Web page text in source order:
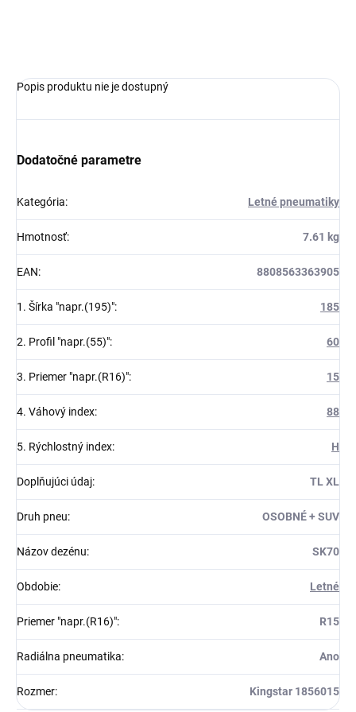
Popis produktu nie je dostupný
Dodatočné parametre
Kategória: Letné pneumatiky
Hmotnosť: 7.61 kg
EAN: 8808563363905
1. Šírka "napr.(195)": 185
2. Profil "napr.(55)": 60
3. Priemer "napr.(R16)": 15
4. Váhový index: 88
5. Rýchlostný index: H
Doplňujúci údaj: TL XL
Druh pneu: OSOBNÉ + SUV
Názov dezénu: SK70
Obdobie: Letné
Priemer "napr.(R16)": R15
Radiálna pneumatika: Ano
Rozmer: Kingstar 1856015